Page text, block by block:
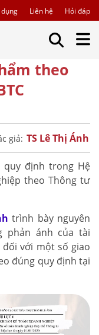
Liên hệ Hỏi đáp
theo
giả: TS Lê Thị Ánh
quy định trong Hệ
theo Thông tư
trình bày nguyên
phản ánh của tài
với một số giao
đúng quy định tại